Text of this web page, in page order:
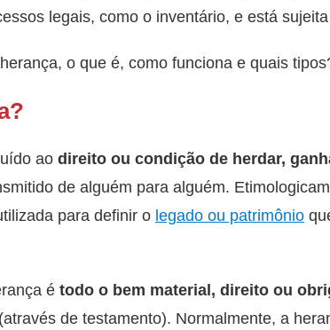
legais, como o inventário, e está
o que é, como funciona e quais
ao direito ou condição de herdar,
de alguém para alguém.
para definir o legado ou patrimônio
étodo o bem material, direito ou
(através de testamento). Normalmente, a